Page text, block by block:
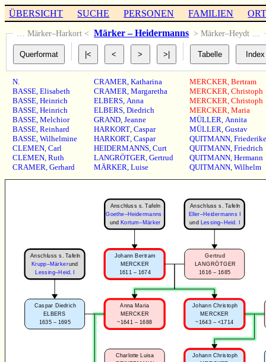
ÜBERSICHT SUCHE PERSONEN FAMILIEN
… Märker–Harkort < Märker – Heidermanns > Märker–Heydt …
N.
BASSE,Elisabeth
BASSE,Heinrich
BASSE,Heinrich
BASSE,Melchior
BASSE,Reinhard
BASSE,Wilhelmine
CLEMEN,Carl
CLEMEN,Ruth
CRAMER,Gerhard
CRAMER, Katharina
CRAMER, Margaretha
ELBERS, Anna
ELBERS, Diedrich
GRAND, Jeanne
HARKORT, Caspar
HARKORT, Caspar
HEIDERMANNS, Curt
LANGRÖTGER, Gertrud
MÄRKER, Luise
MERCKER, Bertram
MERCKER, Christoph
MERCKER, Christoph
MERCKER, Maria
MÜLLER, Annita
MÜLLER, Gustav
QUITMANN, Friederike
QUITMANN, Friedrich
QUITMANN, Hermann
QUITMANN, Wilhelm
Johann Christoph
Charlotte Luisa
Johann Christoph
MERCKER
~1643 – <1714
Johann Bertram
MERCKER
1611 – 1674
Gertrud
LANGRÖTGER
1616 – 1685
Anna Maria
MERCKER
~1641 – 1688
Caspar Diedrich
ELBERS
1635 – 1695
Anschluss s. Tafeln
Krupp–Märkerund
Lessing–Heid. I
Anschluss s. Tafeln
Goethe–Heidermanns I
und Kortum–Märker
Anschluss s. Tafeln
Eller–Heidermanns I
und Lessing–Heid. I